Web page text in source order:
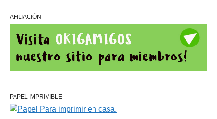
AFILIACIÓN
PAPEL IMPRIMIBLE